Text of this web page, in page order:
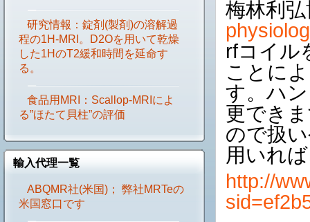
研究情報：錠剤(製剤)の溶解過
程の1H-MRI。D2Oを用いて乾燥
した1HのT2緩和時間を延命す
る。
食品用MRI：Scallop-MRIによ
る”ほたて貝柱”の評価
輸入代理一覧
ABQMR社(米国)； 弊社MRTeの
米国窓口です
梅林利
rfコイル
ことに
す。ハ
更でき
ので扱
用いれ
http://